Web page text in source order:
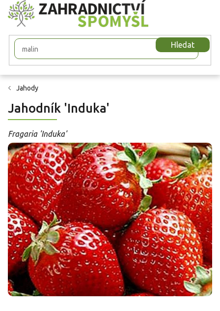
Přejít
na
obsah
Hledat
Jahody
Jahodník 'Induka'
Fragaria 'Induka'